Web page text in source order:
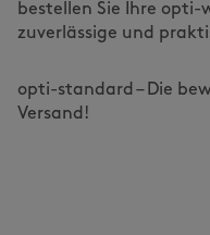
bestellen Sie Ihre opti-
zuverlässige und
opti-standard – Die
Versand!